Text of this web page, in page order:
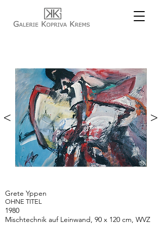
< >
Grete Yppen
OHNE TITEL
1980
Mischtechnik auf Leinwand, 90 x 120 cm, WVZ